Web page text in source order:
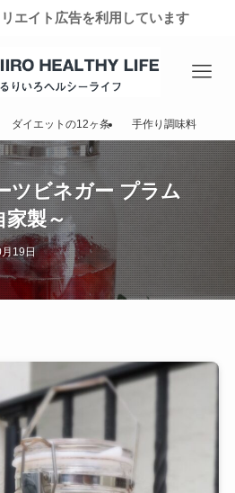
エイト広告を利用しています
ダイエットの12ヶ条 手作り調味料
ツビネガー プラム
製～
19日